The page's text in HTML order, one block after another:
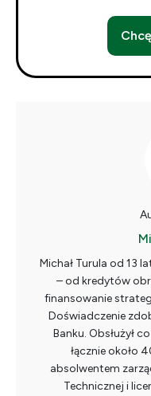
Michał Turula od 13
– od kredytów
finansowanie
Doświadczenie
Banku. Obsłużył
łącznie około
absolwentem
Technicznej i